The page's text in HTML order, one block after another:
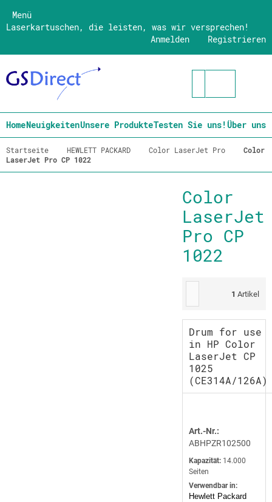
Menü
Laserkartuschen, die leisten, was wir versprechen!
Registrieren
Anmelden
HomeNeuigkeitenUnsere ProdukteTesten Sie uns!Über uns
Startseite HEWLETT PACKARD Color LaserJet Pro
Color
LaserJet Pro CP 1022
Color
LaserJet
Pro CP
1022
1 Artikel
Drum for use
in HP Color
LaserJet CP
1025
(CE314A/126A)
Art.-Nr.:
ABHPZR102500
Kapazität: 14.000
Seiten
Verwendbar in:
Hewlett Packard